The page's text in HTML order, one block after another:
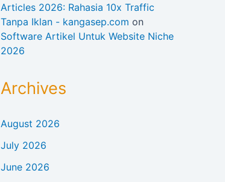
Articles 2026: Rahasia 10x Traffic
Tanpa Iklan - kangasep.com on
Software Artikel Untuk Website Niche
2026
Archives
August 2026
July 2026
June 2026